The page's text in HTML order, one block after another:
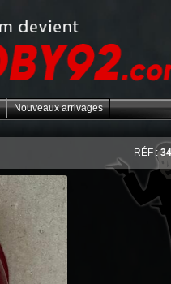
Nouveaux arrivages
RÉF :